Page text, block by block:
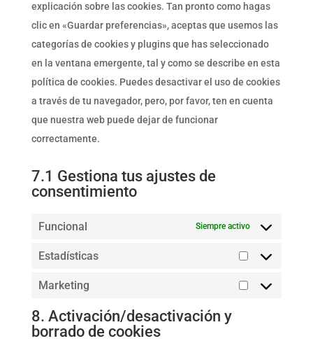
explicación sobre las cookies. Tan pronto como hagas
clic en «Guardar preferencias», aceptas que usemos las
categorías de cookies y plugins que has seleccionado
en la ventana emergente, tal y como se describe en esta
política de cookies. Puedes desactivar el uso de cookies
a través de tu navegador, pero, por favor, ten en cuenta
que nuestra web puede dejar de funcionar
correctamente.
7.1 Gestiona tus ajustes de
consentimiento
Funcional Siempre activo
Estadísticas
Estadísticas
Marketing
Marketing
8. Activación/desactivación y
borrado de cookies